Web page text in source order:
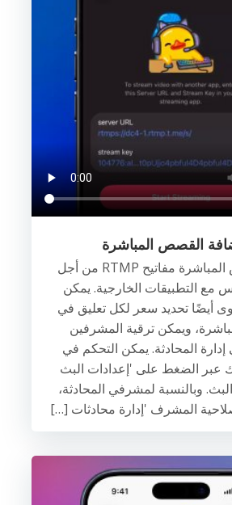
القصص المباشرة
: تدعم القصص المباشرة مفاتيح RTMP من أجل
مع التطبيقات الخارجية. يمكن
أيضًا تحديد سعر لكل تعليق في
ويمكن ترقية المشرفين
المحادثة. يمكن التحكم في
عبر الضغط على 'إعدادات البث
البث. وبالنسبة لمشرفي المحادثة،
المشرف 'إدارة محادثات […]